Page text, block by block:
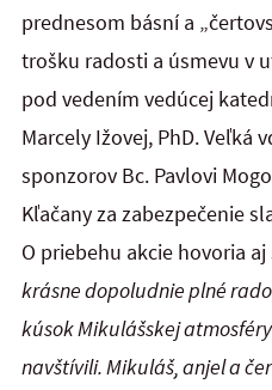
prednesom básní a
trošku radosti a úsmevu v
pod vedením vedúcej
Marcely Ižovej, PhD.
sponzorov Bc. Pavlovi
Kľačany za zabezpečenie
O priebehu akcie hovoria
krásne dopoludnie plné
kúsok Mikulášskej
navštívili. Mikuláš, anjel a